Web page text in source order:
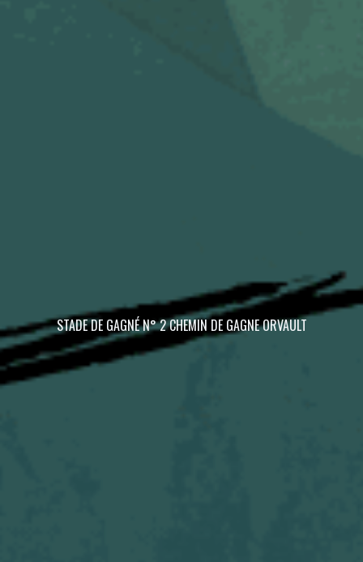
STADE DE GAGNÉ N° 2 CHEMIN DE GAGNE ORVAULT